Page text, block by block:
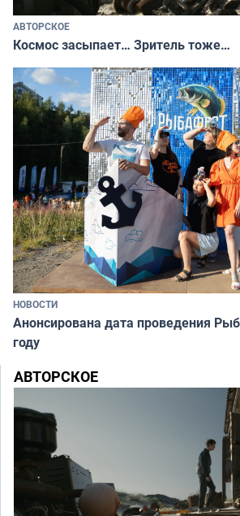
АВТОРСКОЕ
Космос засыпает… Зритель тоже…
НОВОСТИ
Анонсирована дата проведения
году
АВТОРСКОЕ